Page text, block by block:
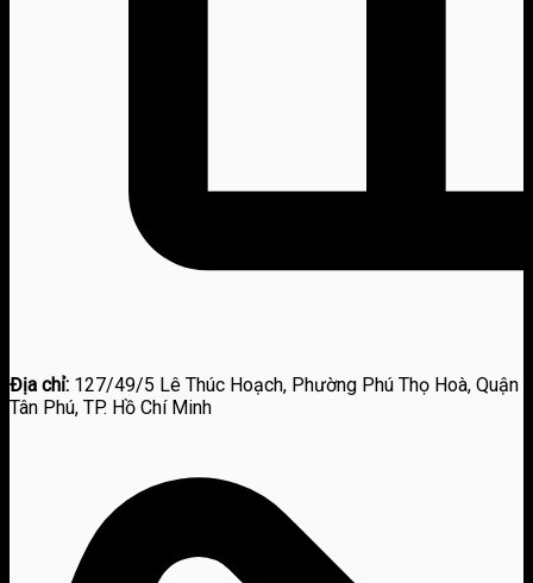
Địa chỉ: 127/49/5 Lê Thúc Hoạch, Phường Phú Thọ Hoà, Quận
Tân Phú, TP. Hồ Chí Minh